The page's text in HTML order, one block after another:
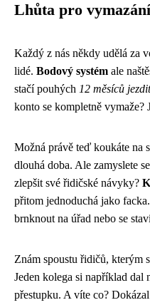
Lhůta pro
Každý z nás někdy udělá za
lidé. Bodový systém ale
stačí pouhých 12 měsíců
konto se kompletně vymaže?
Možná právě teď koukáte na
dlouhá doba. Ale zamyslete
zlepšit své řidičské návyky?
přitom jednoduchá jako
brnknout na úřad nebo se
Znám spoustu řidičů, kterým
Jeden kolega si například dal
přestupku. A víte co?